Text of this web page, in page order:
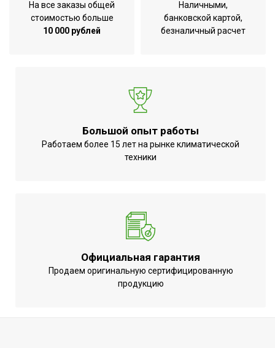
На все заказы общей
стоимостью больше
10 000 рублей
Наличными,
банковской картой,
безналичный расчет
Большой опыт работы
Работаем более 15 лет на рынке климатической
техники
Официальная гарантия
Продаем оригинальную сертифицированную
продукцию